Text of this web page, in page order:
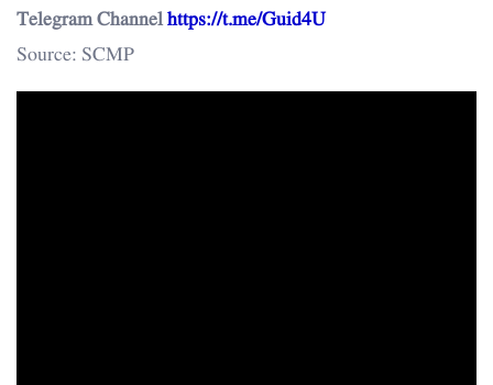
Telegram Channelhttps://t.me/Guid4U
Source: SCMP